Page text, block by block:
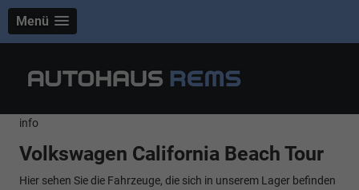
Menü
info
Volkswagen California Beach Tour
Hier sehen Sie die Fahrzeuge, die sich in unserem Lager befinden